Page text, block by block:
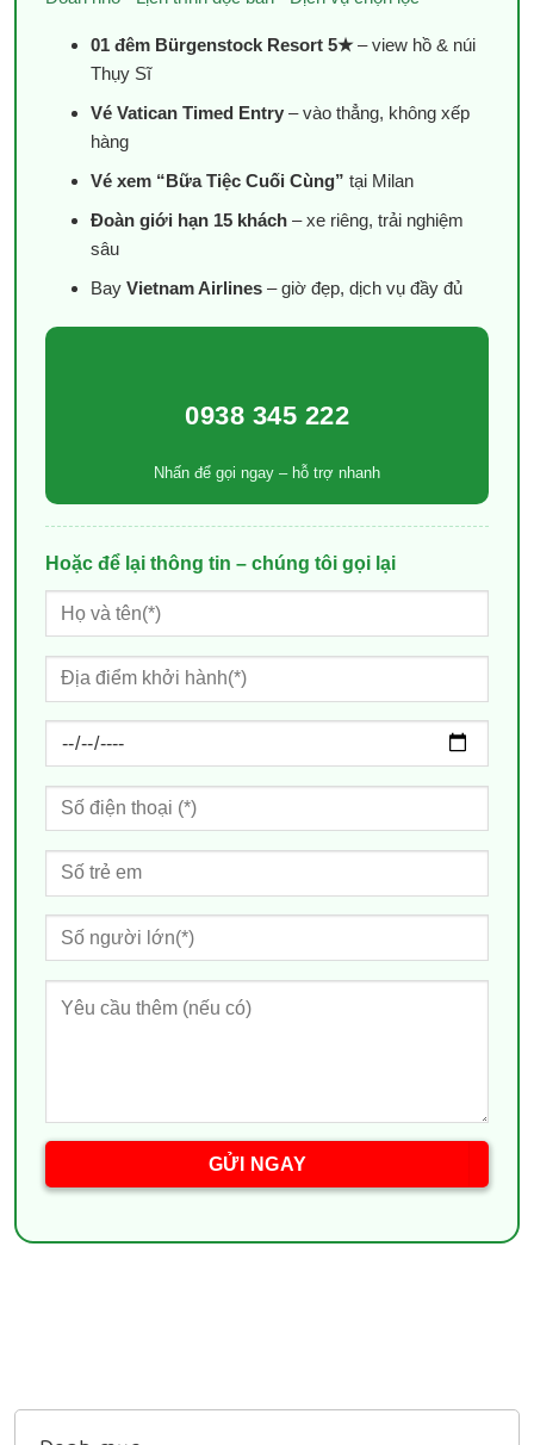
01 đêm Bürgenstock Resort 5★– view hồ & núi
Thụy Sĩ
Vé Vatican Timed Entry– vào thẳng, không xếp
hàng
Vé xem “Bữa Tiệc Cuối Cùng” tại Milan
Đoàn giới hạn 15 khách– xe riêng, trải nghiệm
sâu
Bay Vietnam Airlines– giờ đẹp, dịch vụ đầy đủ
0938 345 222
Nhấn để gọi ngay – hỗ trợ nhanh
Hoặc để lại thông tin – chúng tôi gọi lại